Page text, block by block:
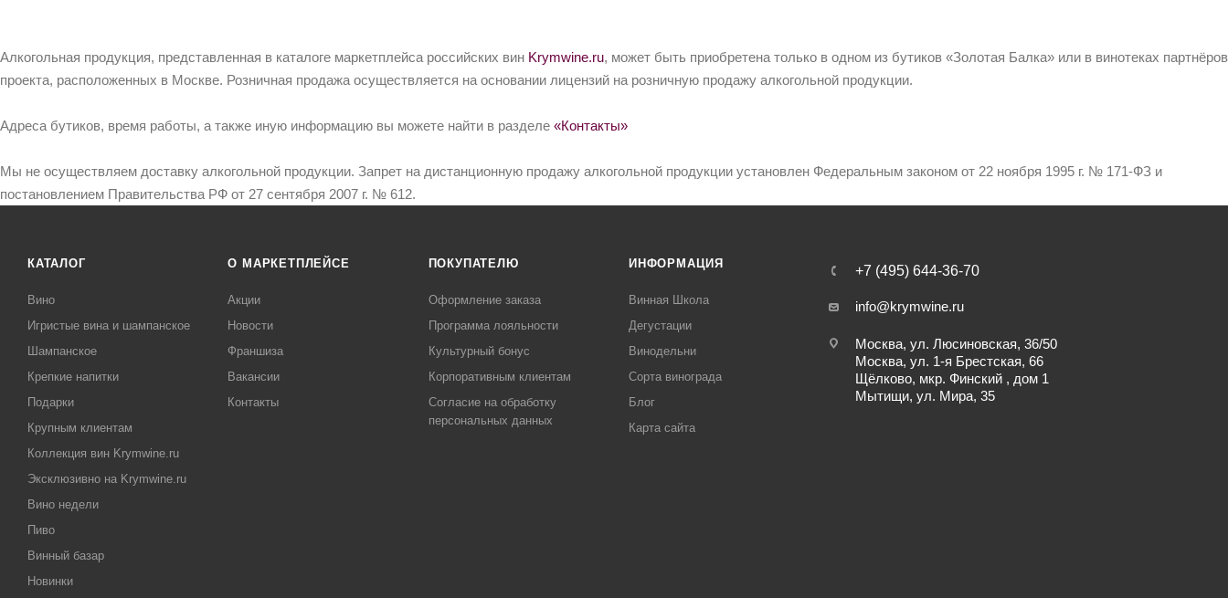
Алкогольная продукция, представленная в каталоге маркетплейса российских вин Krymwine.ru, может быть приобретена только в одном из бутиков «Золотая Балка» или в винотеках партнёров
проекта, расположенных в Москве. Розничная продажа осуществляется на основании лицензий на розничную продажу алкогольной продукции.
Адреса бутиков, время работы, а также иную информацию вы можете найти в разделе «Контакты»
Мы не осуществляем доставку алкогольной продукции. Запрет на дистанционную продажу алкогольной продукции установлен Федеральным законом от 22 ноября 1995 г. № 171-ФЗ и
постановлением Правительства РФ от 27 сентября 2007 г. № 612.
КАТАЛОГ
Вино
Игристые вина и шампанское
Шампанское
Крепкие напитки
Подарки
Крупным клиентам
Коллекция вин Krymwine.ru
Эксклюзивно на Krymwine.ru
Вино недели
Пиво
Винный базар
Новинки
О МАРКЕТПЛЕЙСЕ
Акции
Новости
Франшиза
Вакансии
Контакты
ПОКУПАТЕЛЮ
Оформление заказа
Программа лояльности
Культурный бонус
Корпоративным клиентам
Согласие на обработку
персональных данных
ИНФОРМАЦИЯ
Винная Школа
Дегустации
Винодельни
Сорта винограда
Блог
Карта сайта
+7 (495) 644-36-70
info@krymwine.ru
Москва, ул. Люсиновская, 36/50
Москва, ул. 1-я Брестская, 66
Щёлково, мкр. Финский , дом 1
Мытищи, ул. Мира, 35